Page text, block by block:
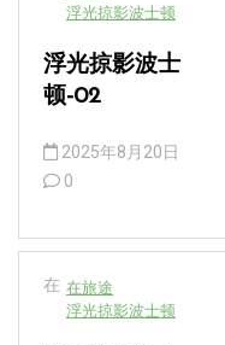
浮光掠影波士顿
浮光掠影波士
顿-02
2025年8月20日
0
在 在旅途
浮光掠影波士顿